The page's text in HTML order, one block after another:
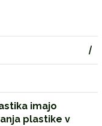
|
imajo
plastike v